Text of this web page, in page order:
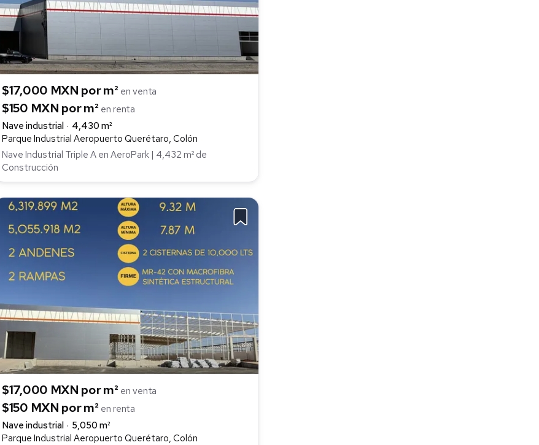
$17,000 MXN por m² en venta
$150 MXN por m² en renta
Nave industrial
4,430 m²
Parque Industrial Aeropuerto Querétaro, Colón
Nave Industrial Triple A en AeroPark | 4,432 m² de
Construcción
$17,000 MXN por m² en venta
$150 MXN por m² en renta
Nave industrial
5,050 m²
Parque Industrial Aeropuerto Querétaro, Colón